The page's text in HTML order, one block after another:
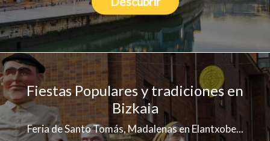
Fiestas Populares y tradiciones en
Bizkaia
Feria de Santo Tomás, Madalenas en Elantxobe...